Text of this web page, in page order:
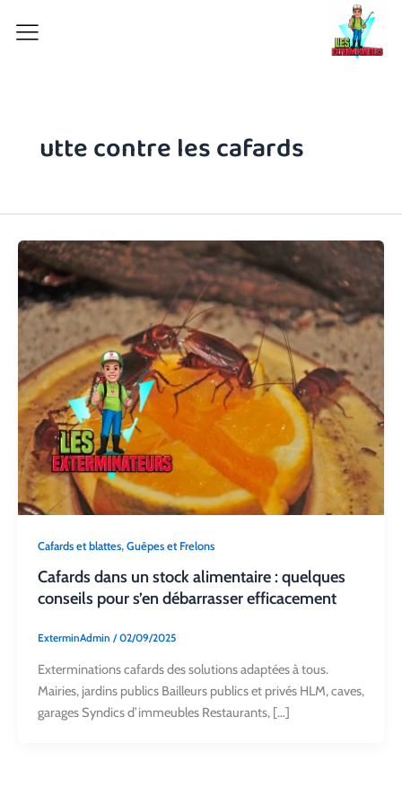
utte contre les cafards
Cafards et blattes, Guêpes et Frelons
Cafards dans un stock alimentaire : quelques
conseils pour s’en débarrasser efficacement
ExterminAdmin /02/09/2025
Exterminations cafards des solutions adaptées à tous.
Mairies, jardins publics Bailleurs publics et privés HLM, caves,
garages Syndics d’immeubles Restaurants, […]